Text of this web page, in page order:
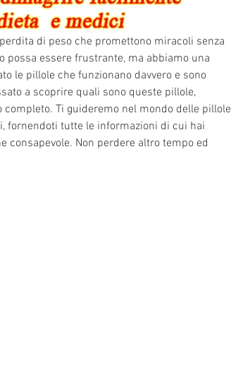
di peso che promettono miracoli senza
possa essere frustrante, ma abbiamo una
le pillole che funzionano davvero e sono
a scoprire quali sono queste pillole,
Ti guideremo nel mondo delle pillole
fornendoti tutte le informazioni di cui hai
consapevole. Non perdere altro tempo ed